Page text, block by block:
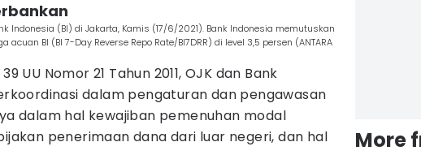
Indonesia (BI) di Jakarta, Kamis (17/6/2021). Bank Indonesia memutuskan
BI (BI 7-Day Reverse Repo Rate/BI7DRR) di level 3,5 persen (ANTARA
UU Nomor 21 Tahun 2011, OJK dan Bank
dalam pengaturan dan pengawasan
dalam hal kewajiban pemenuhan modal
penerimaan dana dari luar negeri, dan hal
More